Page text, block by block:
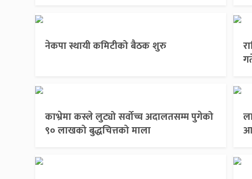
नेकपा स्थायी कमिटीको बैठक शुरु
काभ्रेमा कस्ले लुट्यो सर्वोच्च अदालतसम्म पुगेको
९० लाखको बुद्धचित्तको माला